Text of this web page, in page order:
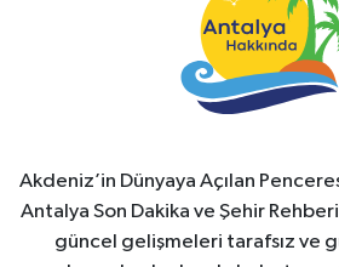
Akdeniz’in Dünyaya Açılan
Antalya Son Dakika ve Şehir
güncel gelişmeleri tarafsız ve